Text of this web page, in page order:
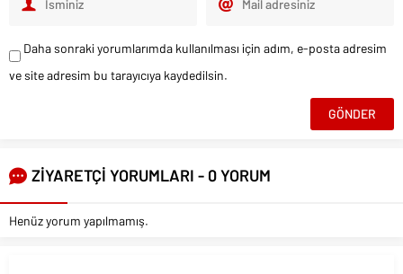
Daha sonraki yorumlarımda kullanılması için adım, e-posta adresim
ve site adresim bu tarayıcıya kaydedilsin.
ZİYARETÇİ YORUMLARI - 0 YORUM
Henüz yorum yapılmamış.